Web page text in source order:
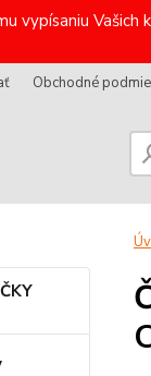
vypísaniu
Obchodné